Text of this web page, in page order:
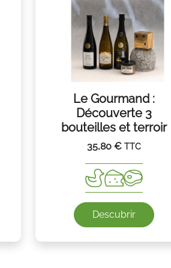
Le Gourmand :
Découverte 3
bouteilles et terroir
35,80 € TTC
Descubrir